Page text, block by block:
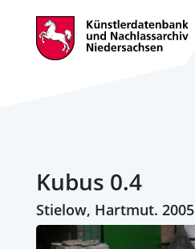
Kubus 0.4
Stielow, Hartmut. 2005